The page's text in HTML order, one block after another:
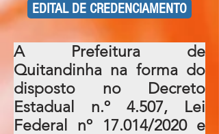
EDITAL DE CREDENCIAMENTO
A Prefeitura de
Quitandinha na forma do
disposto no Decreto
Estadual n.º 4.507, Lei
Federal nº 17.014/2020 e